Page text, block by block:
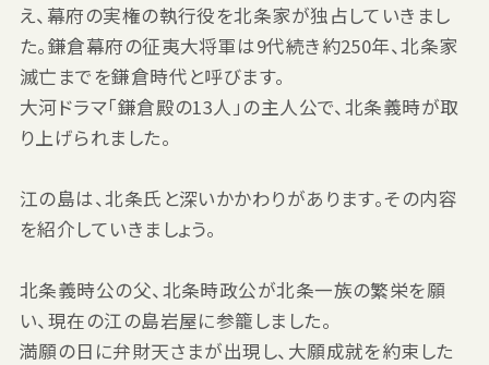
え、幕府の実権の執行役を北条家が独占していきまし
た。鎌倉幕府の征夷大将軍は9代続き約250年、北条家
滅亡までを鎌倉時代と呼びます。
大河ドラマ「鎌倉殿の13人」の主人公で、北条義時が取
り上げられました。
江の島は、北条氏と深いかかわりがあります。その内容
を紹介していきましょう。
北条義時公の父、北条時政公が北条一族の繁栄を願
い、現在の江の島岩屋に参籠しました。
満願の日に弁財天さまが出現し、大願成就を約束した